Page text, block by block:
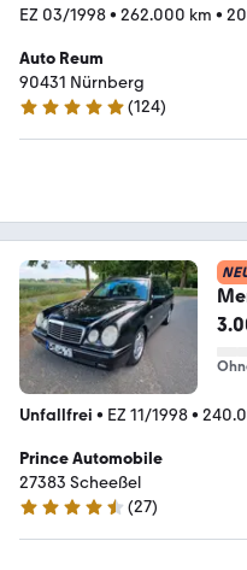
EZ 03/1998• 262.000 km •
Auto Reum
90431 Nürnberg
4.8 Sterne
(124)
V8
Unfallfrei • EZ 11/1998•
Prince Automobile
27383 Scheeßel
4.7 Sterne
(27)